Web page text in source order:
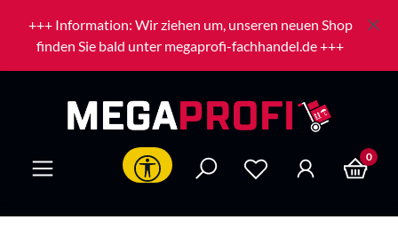
Zum Hauptinhalt springen
+++ Information: Wir ziehen um, unseren neuen Shop
finden Sie bald unter megaprofi-fachhandel.de +++
Werkzeugleiste anzeigen 0